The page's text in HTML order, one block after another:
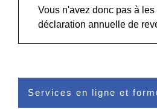
Vous n'avez donc pas à
déclaration annuelle de
Services en ligne et